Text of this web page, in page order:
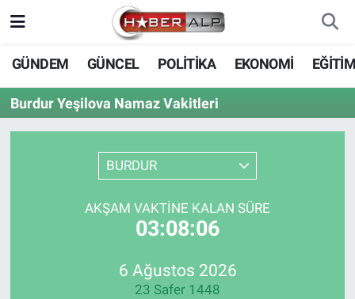
GÜNDEM GÜNCEL POLİTİKA EKONOMİ
Burdur Yeşilova Namaz Vakitleri
BURDUR
AKŞAM VAKTINE KALAN SÜRE
03:08:06
6 Ağustos 2026
23 Safer 1448
Nöbetçi Eczaneler
Hava Durumu
Süper Lig Puan Durumu ve Fikstür
Son Dakika Haberleri